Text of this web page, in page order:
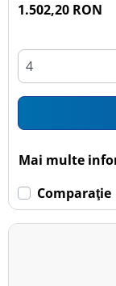
1.502,20 RON
Mai multe
Comparaţie